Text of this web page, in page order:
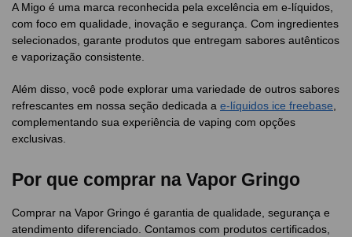
A Migo é uma marca reconhecida pela excelência em e-líquidos,
com foco em qualidade, inovação e segurança. Com ingredientes
selecionados, garante produtos que entregam sabores autênticos
e vaporização consistente.
Além disso, você pode explorar uma variedade de outros sabores
refrescantes em nossa seção dedicada a e-líquidos ice freebase
complementando sua experiência de vaping com opções
exclusivas.
Por que comprar na Vapor Gringo
Comprar na Vapor Gringo é garantia de qualidade, segurança e
atendimento diferenciado. Contamos com produtos certificados,